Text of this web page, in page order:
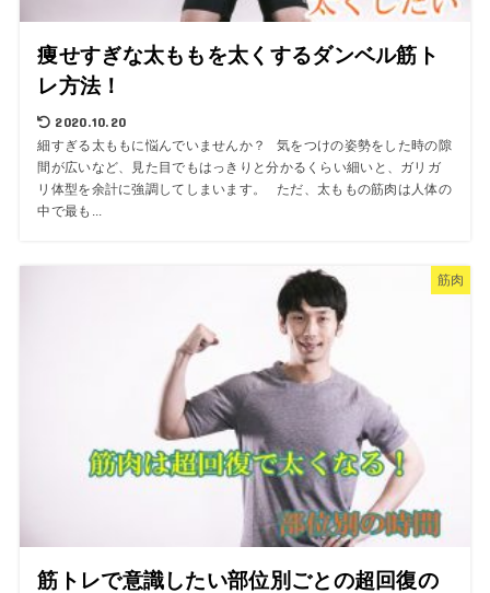
痩せすぎな太ももを太くするダンベル筋ト
レ方法！
2020.10.20
細すぎる太ももに悩んでいませんか？ 気をつけの姿勢をした時の隙
間が広いなど、見た目でもはっきりと分かるくらい細いと、ガリガ
リ体型を余計に強調してしまいます。 ただ、太ももの筋肉は人体の
中で最も...
筋肉
筋トレで意識したい部位別ごとの超回復の